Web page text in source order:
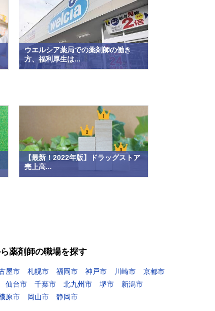
ウエルシア薬局での薬剤師の働き
方、福利厚生は...
【最新！2022年版】ドラッグストア
売上高...
薬剤師の職場を探す
屋市 札幌市 福岡市 神戸市 川崎市
京都市
仙台市 千葉市 北九州市 堺市
新潟市
原市 岡山市 静岡市